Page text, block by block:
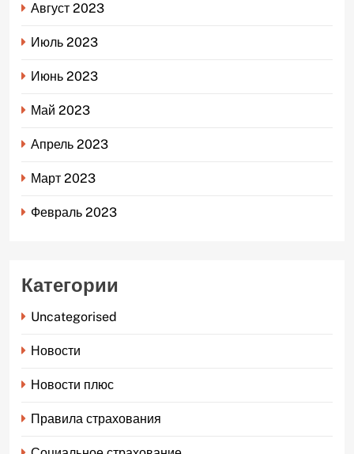
Август 2023
Июль 2023
Июнь 2023
Май 2023
Апрель 2023
Март 2023
Февраль 2023
Категории
Uncategorised
Новости
Новости плюс
Правила страхования